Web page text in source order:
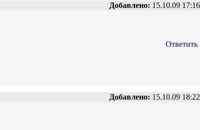
Добавлено: 15.10.09 17:16
Ответить
Добавлено: 15.10.09 18:22